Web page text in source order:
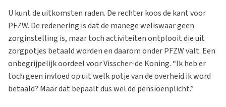
U kunt de uitkomsten raden. De rechter koos de kant voor
PFZW. De redenering is dat de manege weliswaar geen
zorginstelling is, maar toch activiteiten ontplooit die uit
zorgpotjes betaald worden en daarom onder PFZW valt. Een
onbegrijpelijk oordeel voor Visscher-de Koning. “Ik heb er
toch geen invloed op uit welk potje van de overheid ik word
betaald? Maar dat bepaalt dus wel de pensioenplicht.”